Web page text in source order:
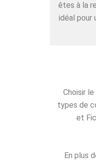
êtes à la
idéal
Choisir
types de
et
En plus